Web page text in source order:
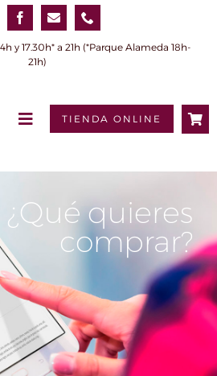
y 17.30h* a 21h (*Parque Alameda 18h-
21h)
ToggleTIENDA ONLINE
¿Qué quieres
comprar?